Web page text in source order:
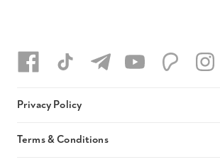
Privacy Policy
Terms & Conditions